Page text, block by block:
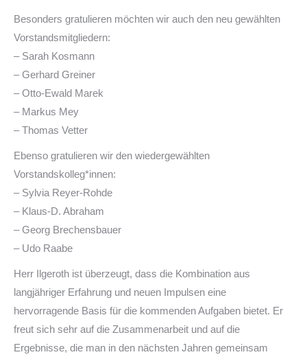
Besonders gratulieren möchten wir auch den neu gewählten
Vorstandsmitgliedern:
– Sarah Kosmann
– Gerhard Greiner
– Otto-Ewald Marek
– Markus Mey
– Thomas Vetter
Ebenso gratulieren wir den wiedergewählten
Vorstandskolleg*innen:
– Sylvia Reyer-Rohde
– Klaus-D. Abraham
– Georg Brechensbauer
– Udo Raabe
Herr Ilgeroth ist überzeugt, dass die Kombination aus
langjähriger Erfahrung und neuen Impulsen eine
hervorragende Basis für die kommenden Aufgaben bietet. Er
freut sich sehr auf die Zusammenarbeit und auf die
Ergebnisse, die man in den nächsten Jahren gemeinsam